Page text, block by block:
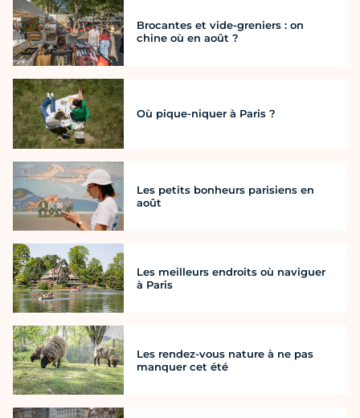
Brocantes et vide-greniers : on
chine où en août ?
Où pique-niquer à Paris ?
Les petits bonheurs parisiens en
août
Les meilleurs endroits où naviguer
à Paris
Les rendez-vous nature à ne pas
manquer cet été